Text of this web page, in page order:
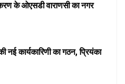
के ओएसडी वाराणसी का नगर
नई कार्यकारिणी का गठन, प्रियंका